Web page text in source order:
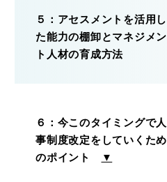
５：アセスメントを活用し
た能力の棚卸とマネジメン
ト人材の育成方法
６：今このタイミングで人
事制度改定をしていくため
のポイント
▼